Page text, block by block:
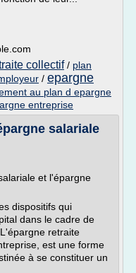
collectif/ plan
/ epargne
au plan d epargne
entreprise
salariale
et l'épargne
dispositifs qui
dans le cadre de
retraite
est une forme
à se constituer un